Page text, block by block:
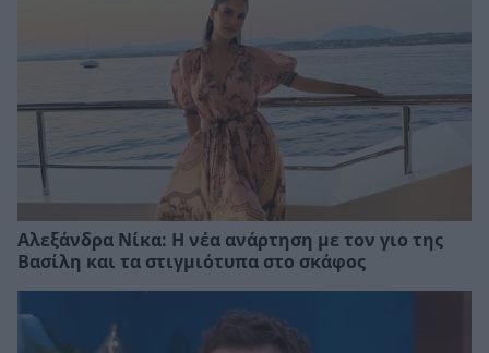
Αλεξάνδρα Νίκα: Η νέα ανάρτηση με τον γιο της
Βασίλη και τα στιγμιότυπα στο σκάφος